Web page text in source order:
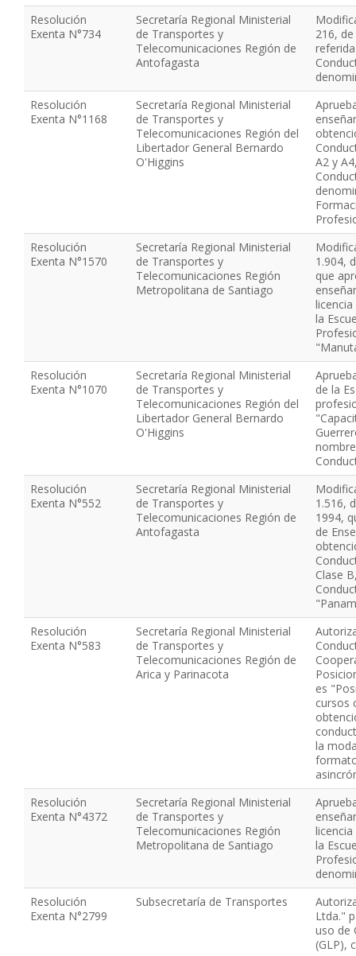
Resolución
Exenta N°734
Secretaría Regional Ministerial
de Transportes y
Telecomunicaciones Región de
Antofagasta
216,
Resolución
Exenta N°1168
Secretaría Regional Ministerial
de Transportes y
Telecomunicaciones Región del
Libertador General Bernardo
O'Higgins
A2 y
Resolución
Exenta N°1570
Secretaría Regional Ministerial
de Transportes y
Telecomunicaciones Región
Metropolitana de Santiago
1.904,
que
la
Resolución
Exenta N°1070
Secretaría Regional Ministerial
de Transportes y
Telecomunicaciones Región del
Libertador General Bernardo
O'Higgins
de la
Resolución
Exenta N°552
Secretaría Regional Ministerial
de Transportes y
Telecomunicaciones Región de
Antofagasta
1.516,
1994,
de
Clase
Resolución
Exenta N°583
Secretaría Regional Ministerial
de Transportes y
Telecomunicaciones Región de
Arica y Parinacota
es
cursos
la
Resolución
Exenta N°4372
Secretaría Regional Ministerial
de Transportes y
Telecomunicaciones Región
Metropolitana de Santiago
la
Resolución
Exenta N°2799
Subsecretaría de Transportes
Ltda."
uso de
(GLP),